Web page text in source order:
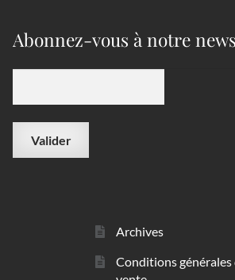
Abonnez-vous à notre
Archives
Conditions générales